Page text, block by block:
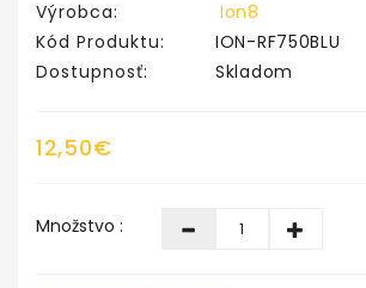
Výrobca:
Ion8
Kód Produktu:
ION-RF750BLU
Dostupnosť:
Skladom
12,50€
Množstvo :